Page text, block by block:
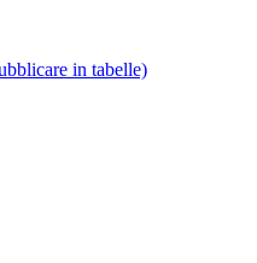
in tabelle)